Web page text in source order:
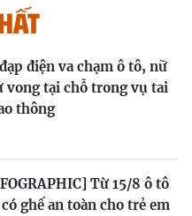
điện va chạm ô tô, nữ
vong tại chỗ trong vụ tai
thông
Từ 15/8 ô tô
ghế an toàn cho trẻ em